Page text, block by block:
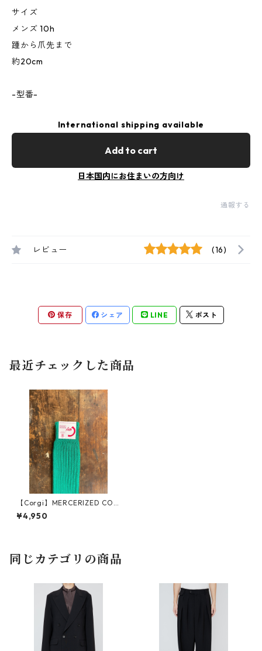
サイズ
メンズ 10h
踵から爪先まで
約20cm
-型番-
International shipping available
Add to cart
日本国内にお住まいの方向け
通報する
レビュー (16)
保存 シェア LINE ポスト
最近チェックした商品
【Corgi】MERCERIZED COT
TON SOCKS_GREEN
¥4,950
同じカテゴリの商品